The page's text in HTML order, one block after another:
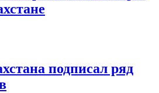
подписал ряд